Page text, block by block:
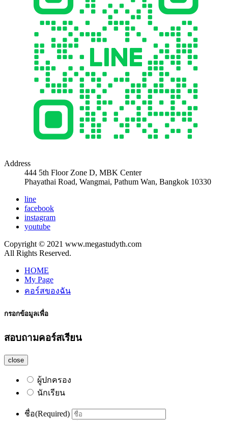
Address
444 5th Floor Zone D, MBK Center
Phayathai Road, Wangmai, Pathum Wan, Bangkok 10330
line
facebook
instagram
youtube
Copyright © 2021 www.megastudyth.com
All Rights Reserved.
HOME
My Page
คอร์สของฉัน
กรอกข้อมูลเพื่อ
สอบถามคอร์สเรียน
close
ผู้ปกครอง
นักเรียน
ชื่อ(Required)